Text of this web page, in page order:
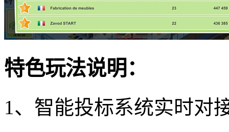
特色玩法说明：
1、智能投标系统实时对